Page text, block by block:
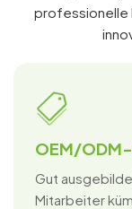
professionelle
OEM/
Gut
Mitarbeiter